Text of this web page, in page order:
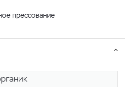
прессование